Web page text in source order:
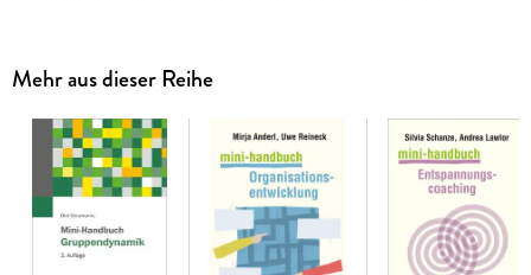
Sylvana Grabitzki-Hatch hat im Mini-Handbuch das
Fachwissen auf das Wesentliche kondensiert und sich vor
allem auf die praktische Umsetzung fokussiert. Sie erläutert
knapp und präzise, welche und wie sich Impact-Techniken im
Coaching einsetzen lassen. Im einführenden Kapitel erläutert
sie Impact-Prinzipien wissenschaftlich prägnant und zugleich
pragmatisch. Sie zeigt, wofür irritierte Neurone hilfreich sind
Mehr aus dieser Reihe